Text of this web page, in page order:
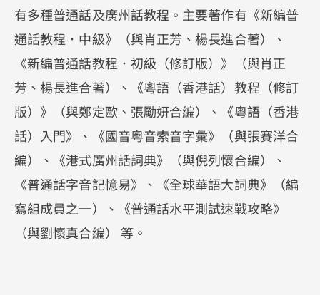
有多種普通話及廣州話教程。主要著作有《新編普
通話教程．中級》（與肖正芳、楊長進合著）、
《新編普通話教程．初級（修訂版）》（與肖正
芳、楊長進合著）、《粵語（香港話）教程（修訂
版）》（與鄭定歐、張勵妍合編）、《粵語（香港
話）入門》、《國音粵音索音字彙》（與張賽洋合
編）、《港式廣州話詞典》（與倪列懷合編）、
《普通話字音記憶易》、《全球華語大詞典》（編
寫組成員之一）、《普通話水平測試速戰攻略》
（與劉懷真合編） 等。